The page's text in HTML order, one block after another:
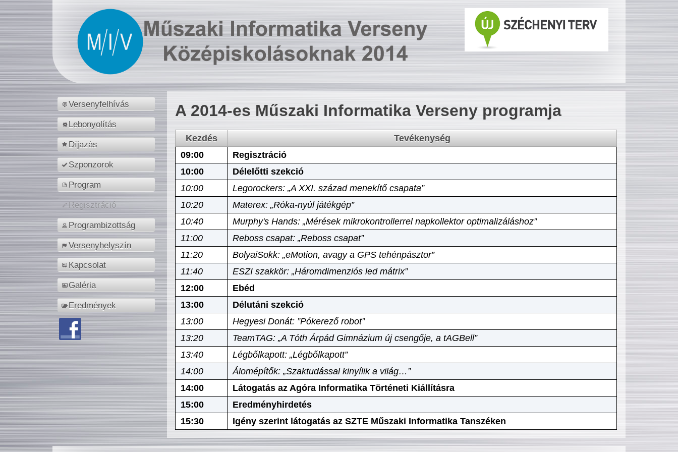
Versenyfelhívás
Lebonyolítás
Díjazás
Szponzorok
Program
Regisztráció
Programbizottság
Versenyhelyszín
Kapcsolat
Galéria
Eredmények
A 2014-es Műszaki Informatika Verseny programja
Kezdés
Tevékenység
09:00
Regisztráció
10:00
Délelőtti szekció
10:00
Legorockers: „A XXI. század menekítő csapata”
10:20
Materex: „Róka-nyúl játékgép”
10:40
Murphy's Hands: „Mérések mikrokontrollerrel napkollektor optimalizáláshoz”
11:00
Reboss csapat: „Reboss csapat”
11:20
BolyaiSokk: „eMotion, avagy a GPS tehénpásztor”
11:40
ESZI szakkör: „Háromdimenziós led mátrix”
12:00
Ebéd
13:00
Délutáni szekció
13:00
Hegyesi Donát: ”Pókerező robot”
13:20
TeamTAG: „A Tóth Árpád Gimnázium új csengője, a tAGBell”
13:40
Légbőlkapott: „Légbőlkapott”
14:00
Álomépítők: „Szaktudással kinyílik a világ…”
14:00
Látogatás az Agóra Informatika Történeti Kiállításra
15:00
Eredményhirdetés
15:30
Igény szerint látogatás az SZTE Műszaki Informatika Tanszéken